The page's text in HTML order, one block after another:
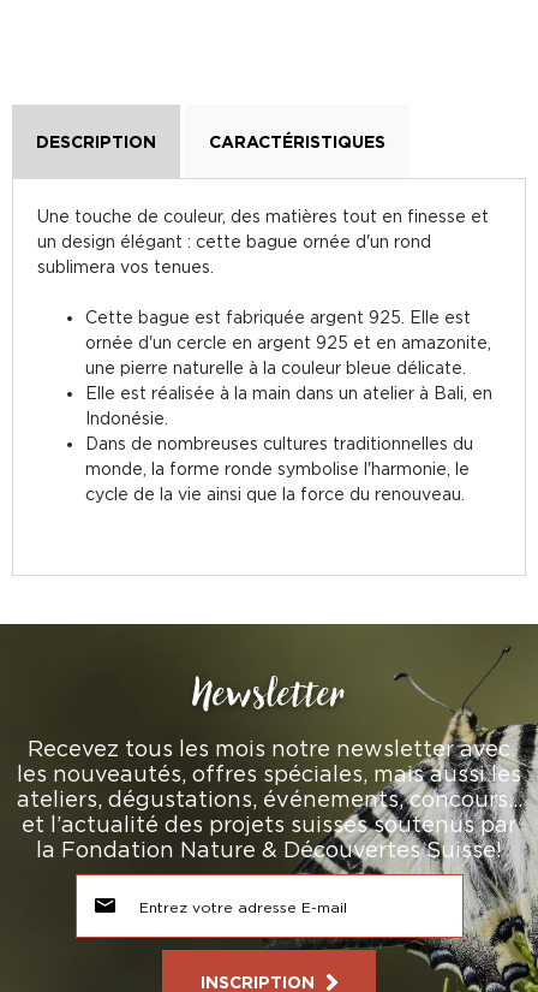
DESCRIPTION CARACTÉRISTIQUES
Une touche de couleur, des matières tout en finesse et
un design élégant : cette bague ornée d'un rond
sublimera vos tenues.
Cette bague est fabriquée argent 925. Elle est
ornée d'un cercle en argent 925 et en amazonite,
une pierre naturelle à la couleur bleue délicate.
Elle est réalisée à la main dans un atelier à Bali, en
Indonésie.
Dans de nombreuses cultures traditionnelles du
monde, la forme ronde symbolise l'harmonie, le
cycle de la vie ainsi que la force du renouveau.
Newsletter
Recevez tous les mois notre newsletter avec
les nouveautés, offres spéciales, mais aussi les
ateliers, dégustations, événements, concours…
et l’actualité des projets suisses soutenus par
la Fondation Nature & Découvertes Suisse!
INSCRIPTION